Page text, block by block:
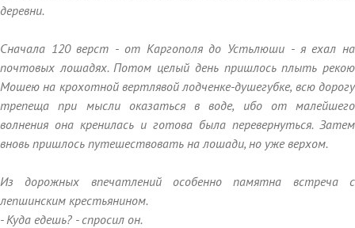
деревни.
Сначала 120 верст - от Каргополя до Устьлюши - я ехал на
почтовых лошадях. Потом целый день пришлось плыть рекою
Мошею на крохотной вертлявой лодченке-душегубке, всю дорогу
трепеща при мысли оказаться в воде, ибо от малейшего
волнения она кренилась и готова была перевернуться. Затем
вновь пришлось путешествовать на лошади, но уже верхом.
Из дорожных впечатлений особенно памятна встреча с
лепшинским крестьянином.
- Куда едешь? - спросил он.